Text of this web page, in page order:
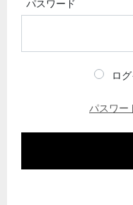
パスワード
ロ
パスワー